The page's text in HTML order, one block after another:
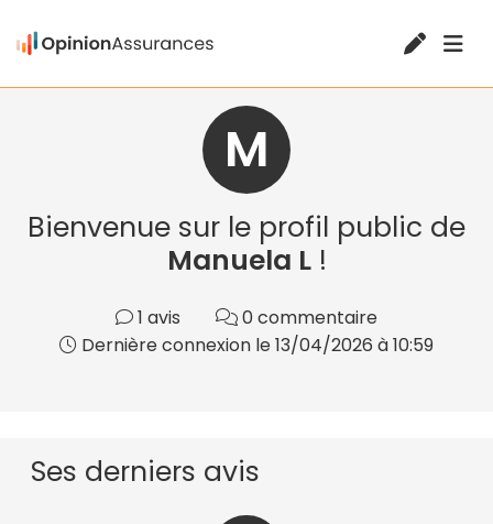
M
Bienvenue sur le profil public de
Manuela L!
1 avis
0 commentaire
Dernière connexion le 13/04/2026 à 10:59
Ses derniers avis